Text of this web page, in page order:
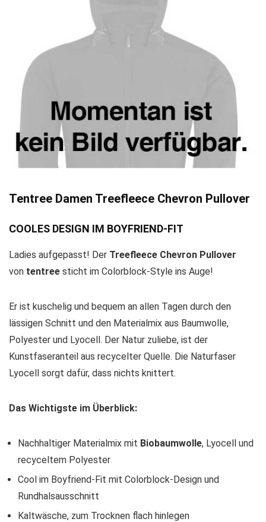
Tentree Damen Treefleece Chevron Pullover
COOLES DESIGN IM BOYFRIEND-FIT
Ladies aufgepasst! Der Treefleece Chevron Pullover
von tentree sticht im Colorblock-Style ins Auge!
Er ist kuschelig und bequem an allen Tagen durch den
lässigen Schnitt und den Materialmix aus Baumwolle,
Polyester und Lyocell. Der Natur zuliebe, ist der
Kunstfaseranteil aus recycelter Quelle. Die Naturfaser
Lyocell sorgt dafür, dass nichts knittert.
Das Wichtigste im Überblick:
Nachhaltiger Materialmix mit Biobaumwolle, Lyocell und
recyceltem Polyester
Cool im Boyfriend-Fit mit Colorblock-Design und
Rundhalsausschnitt
Kaltwäsche, zum Trocknen flach hinlegen